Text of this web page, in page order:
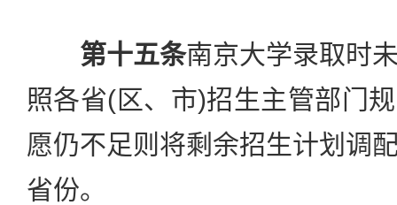
第十五条南京大学录取时
照各省(区、市)招生主管部门
愿仍不足则将剩余招生计划调
省份。